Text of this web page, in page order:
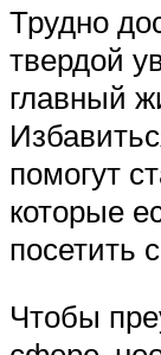
Трудно
твердой
главный
помогут
которые
посетить
Чтобы